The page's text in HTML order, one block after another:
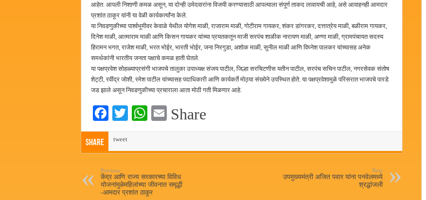
आहेत. आपली निशाणी कमळ असून, या दोन्ही उमेदवारांना विजयी करण्यासाठी आपल्याला संपूर्ण ताकद लावायची आहे, असे आवाहनही आमदार
प्रशांत ठाकूर यांनी या वेळी कार्यकर्त्यांना केले.
या निवडणुकीच्या पार्श्वभूमीवर केवाळे येथील योगेश माळी, राजाराम माळी, गोटीराम गायकर, शंकर डांगरकर, दत्तात्रेय माळी, बळीराम गायकर,
दिनेश माळी, आत्माराम माळी आणि किसन गायकर यांच्या प्रयतकतून माजी सरपंच शाळीक नारायण माळी, अण्णा माळी, ग्रामपंचायत सदस्य
हिरामन भगत, राजेश माळी, भरत भोईर, भारती भोईर, जना निरगुडा, अशोक माळी, सुनील माळी आणि विघ्नेश पालकर यांच्यासह अनेक
समर्थकांनी भारतीय जनता पक्षाचे कमळ हाती घेतले.
या पक्षप्रवेश सोहळ्याप्रसंगी भाजपचे तालुका उपाध्यक्ष संजय पाटील, जिल्हा सरचिटणीस यतीन पाटील, सरपंच सचिन पाटील, नगरसेवक संतोष
शेट्टी, रवींद्र जोशी, रमेश पाटील यांच्यासह पदाधिकारी आणि कार्यकर्ते मोठ्या संख्येने उपस्थित होते. या पक्षप्रवेशामुळे परिसरात भाजपचे पारडे
जड झाले असून निवडणुकीच्या प्रचाराला आता मोठी गती मिळणार आहे.
Fa
bo
ok
T
r
W
A
pp
E
Share
Share tweet
Previous
केंद्र आणि राज्य सरकारच्या विविध
योजनांमुळेमहिलांच्या जीवनात समृद्धी
-आमदार प्रशांत ठाकूर
Next
उपमुख्यमंत्री अजित पवार यांना पनवेलमध्ये
श्रद्धांजली